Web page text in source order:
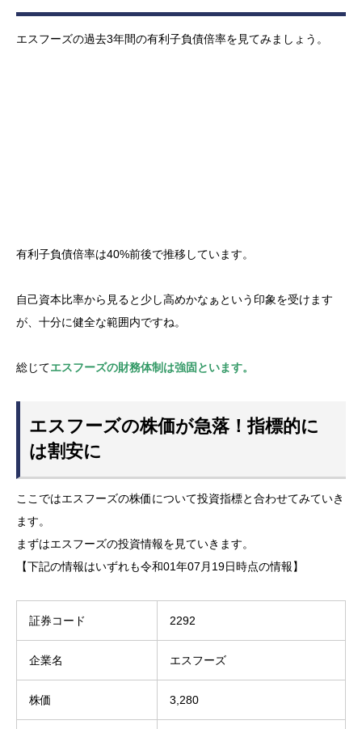
エスフーズの過去3年間の有利子負債倍率を見てみましょう。
有利子負債倍率は40%前後で推移しています。
自己資本比率から見ると少し高めかなぁという印象を受けます
が、十分に健全な範囲内ですね。
総じてエスフーズの財務体制は強固といます。
エスフーズの株価が急落！指標的に
は割安に
ここではエスフーズの株価について投資指標と合わせてみていき
ます。
まずはエスフーズの投資情報を見ていきます。
【下記の情報はいずれも令和01年07月19日時点の情報】
証券コード 2292
企業名 エスフーズ
株価 3,280